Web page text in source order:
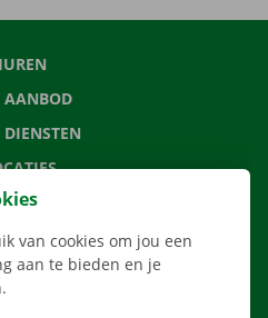
AANBOD
APP
van cookies om jou een
aan te bieden en je